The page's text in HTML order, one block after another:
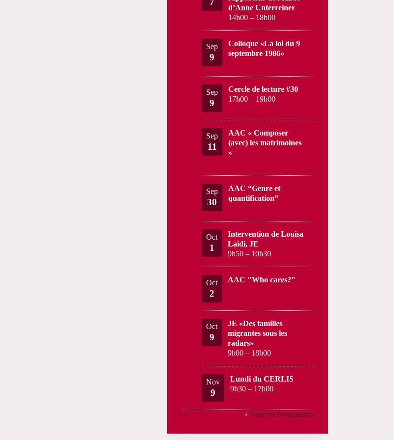
d’Anne Unterreiner
14h00 – 18h00
Sep
9
Colloque «La loi du 9
septembre 1986»
Sep
9
Cercle de lecture #30
17h00 – 19h00
Sep
11
AAC « Composer
(avec) les matrimoines
»
Sep
30
AAC “Genre et
quantification”
Oct
1
Intervention de Louisa
Laidi, JE
9h50 – 10h30
Oct
2
AAC "Who cares?"
Oct
9
JE «Des familles
migrantes sous les
radars»
9h00 – 18h00
Nov
9
Lundi du CERLIS
9h30 – 17h00
› Tous les évènements